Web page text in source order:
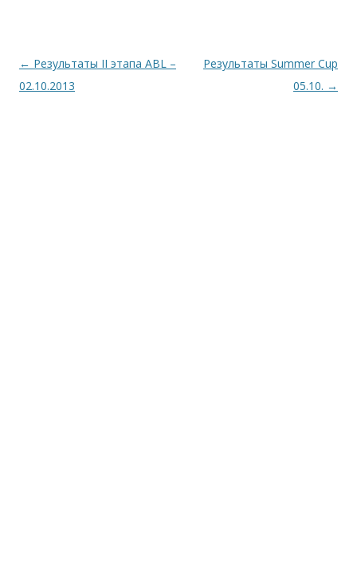
Навігація по запису
← Результаты ІІ этапа ABL –
02.10.2013
Результаты Summer Cup
05.10. →